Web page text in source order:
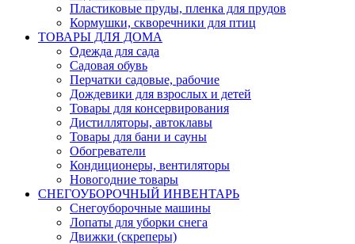
Пластиковые пруды, пленка для прудов
Кормушки, скворечники для птиц
ТОВАРЫ ДЛЯ ДОМА
Одежда для сада
Садовая обувь
Перчатки садовые, рабочие
Дождевики для взрослых и детей
Товары для консервирования
Дистилляторы, автоклавы
Товары для бани и сауны
Обогреватели
Кондиционеры, вентиляторы
Новогодние товары
СНЕГОУБОРОЧНЫЙ ИНВЕНТАРЬ
Снегоуборочные машины
Лопаты для уборки снега
Движки (скреперы)